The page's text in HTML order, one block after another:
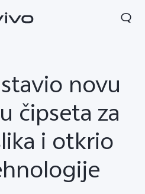
novu
čipseta za
i otkrio